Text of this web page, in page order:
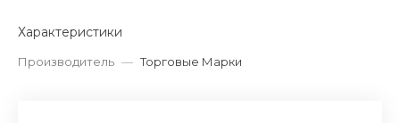
Характеристики
Производитель — Торговые Марки